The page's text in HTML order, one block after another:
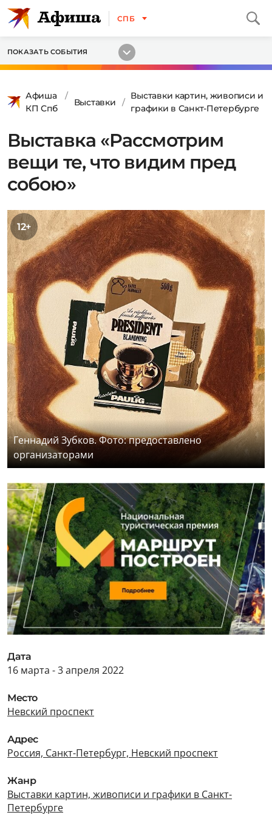
СПБ
ПОКАЗАТЬ СОБЫТИЯ
Афиша
КП Спб
Выставки
Выставки картин, живописи и
графики в Санкт-Петербурге
Выставка «Рассмотрим
вещи те, что видим пред
собою»
12+
Геннадий Зубков. Фото: предоставлено
организаторами
Дата
16 марта - 3 апреля 2022
Место
Невский проспект
Адрес
Россия, Санкт-Петербург, Невский проспект
Жанр
Выставки картин, живописи и графики в Санкт-
Петербурге